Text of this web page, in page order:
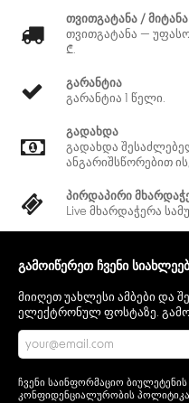
თვითგატანა / მიტანა
თვითგატანა —
₾.
გარანტია
გარანტია 1 წელი.
გადახდა
გადახდა
ანგარიშსწორებით
პირდაპირი
Live მხარდაჭერა
გამოიწერეთ ჩვენი
მიიღეთ უახლესი ამბები და
ელექტრონულ ფოსტაზე.
ჩვენი საინფორმაციო
კონფიდენციალურობის